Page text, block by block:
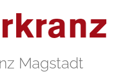
Magstadt